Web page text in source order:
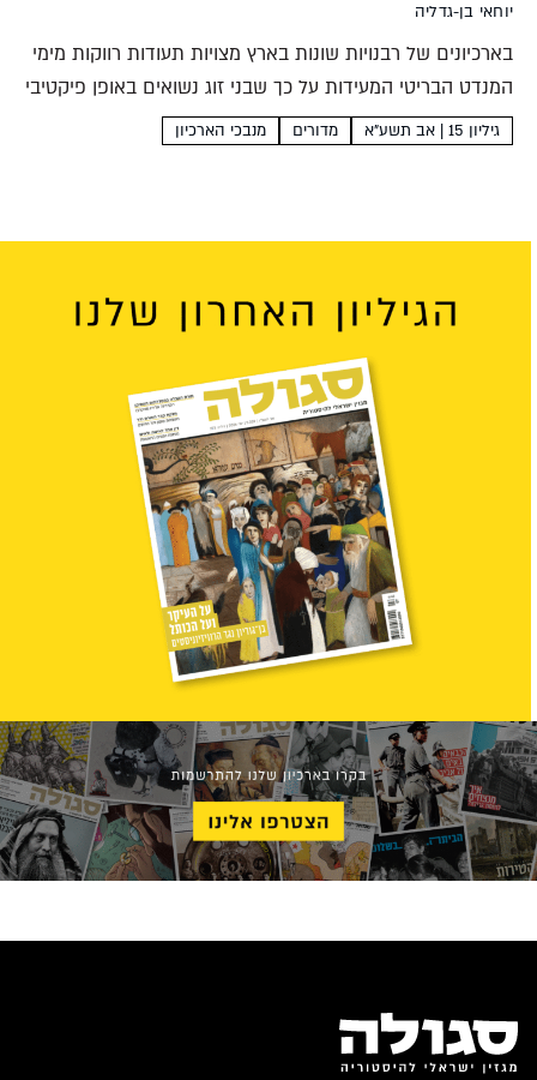
יוחאי בן-גדליה
בארכיונים של רבנויות שונות בארץ מצויות תעודות רווקות מימי
המנדט הבריטי המעידות על כך שבני זוג נשואים באופן פיקטיבי
בלבד "מטעם ידוע". על דרך נוספת להתנגד לגזרת הספר הלבן
גיליון 15 | אב תשע"א מדורים מנבכי הארכיון